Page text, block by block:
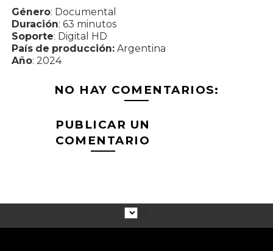
Género: Documental
Duración: 63 minutos
Soporte: Digital HD
País de producción:Argentina
Año: 2024
NO HAY COMENTARIOS:
PUBLICAR UN
COMENTARIO